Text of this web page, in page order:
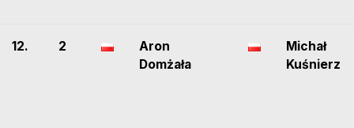
12. 2
Aron
Domżała
Michał
Kuśnierz